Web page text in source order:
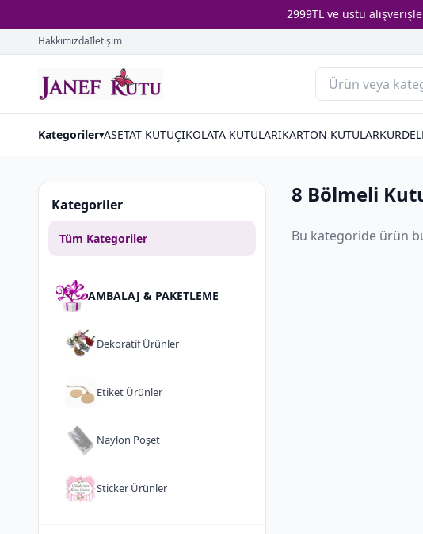
2999TL ve üstü
Hakkımızdaİletişim
Kategoriler▾ASETAT KUTUÇİKOLATA KUTULARIKARTON KUTULAR
Kategoriler
Tüm Kategoriler
AMBALAJ & PAKETLEME
Dekorati̇f Ürünler
Etiket Ürünler
Naylon Poşet
Sticker Ürünler
8 Bölmeli
Bu kategoride ürün